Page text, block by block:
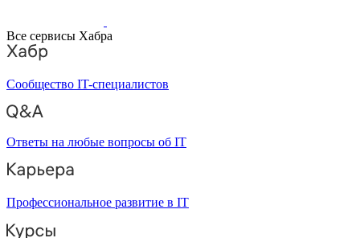
Все сервисы Хабра
Сообщество IT-специалистов
Ответы на любые вопросы об IT
Профессиональное развитие в IT